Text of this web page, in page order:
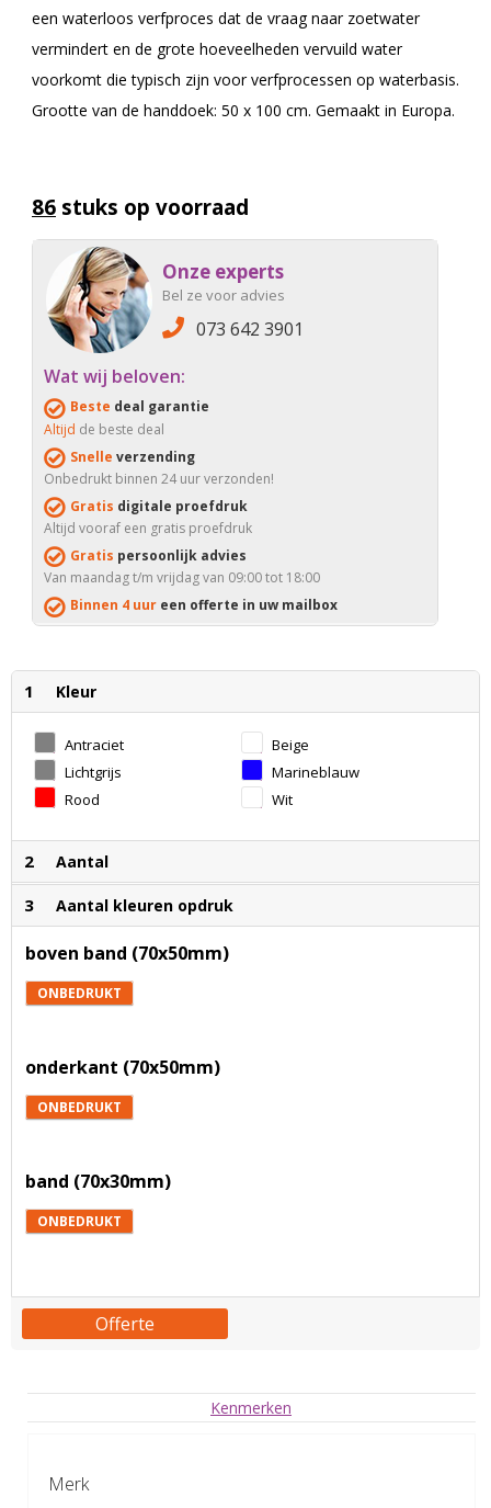
een waterloos verfproces dat de vraag naar zoetwater
vermindert en de grote hoeveelheden vervuild water
voorkomt die typisch zijn voor verfprocessen op waterbasis.
Grootte van de handdoek: 50 x 100 cm. Gemaakt in Europa.
86 stuks op voorraad
Onze experts
Bel ze voor advies
073 642 3901
Wat wij beloven:
Beste deal garantie
Altijd de beste deal
Snelle verzending
Onbedrukt binnen 24 uur verzonden!
Gratis digitale proefdruk
Altijd vooraf een gratis proefdruk
Gratis persoonlijk advies
Van maandag t/m vrijdag van 09:00 tot 18:00
Binnen 4 uur een offerte in uw mailbox
1 Kleur
Antraciet
Beige
Lichtgrijs
Marineblauw
Rood
Wit
2 Aantal
3 Aantal kleuren opdruk
boven band (70x50mm)
ONBEDRUKT
onderkant (70x50mm)
ONBEDRUKT
band (70x30mm)
ONBEDRUKT
Offerte
Kenmerken
Merk